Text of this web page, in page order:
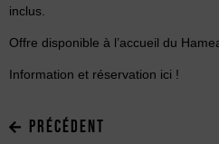
inclus.
Offre disponible à l’accueil du
Information et réservation ici !
PRÉCÉDENT